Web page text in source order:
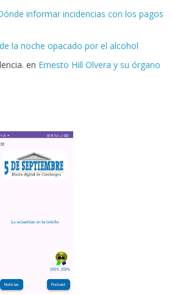
informar incidencias con los pagos
la noche opacado por el alcohol
en Ernesto Hill Olvera y su órgano